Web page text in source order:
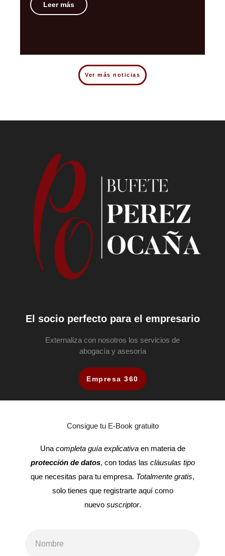
Leer más
Ver más noticias
El socio perfecto para el empresario
Externaliza con nosotros los servicios de
abogacía y asesoría
Empresa 360
Consigue tu E-Book gratuito
Una completa guía explicativaen materia de
protección de datos, con todas las cláusulas tipo
que necesitas para tu empresa. Totalmente gratis,
solo tienes que registrarte aquí como
nuevo suscriptor.